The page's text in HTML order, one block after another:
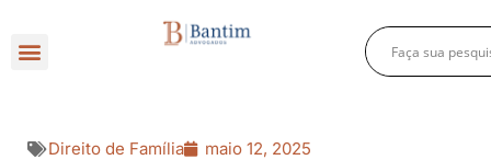
Direito de Família
maio 12, 2025